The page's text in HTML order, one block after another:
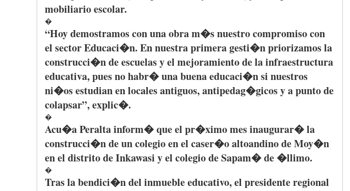
mobiliario escolar.
�
“Hoy demostramos con una obra m�s nuestro compromiso con
el sector Educaci�n. En nuestra primera gesti�n priorizamos la
construcci�n de escuelas y el mejoramiento de la infraestructura
educativa, pues no habr� una buena educaci�n si nuestros
ni�os estudian en locales antiguos, antipedag�gicos y a punto de
colapsar”, explic�.
�
Acu�a Peralta inform� que el pr�ximo mes inaugurar� la
construcci�n de un colegio en el caser�o altoandino de Moy�n
en el distrito de Inkawasi y el colegio de Sapam� de �llimo.
�
Tras la bendici�n del inmueble educativo, el presidente regional